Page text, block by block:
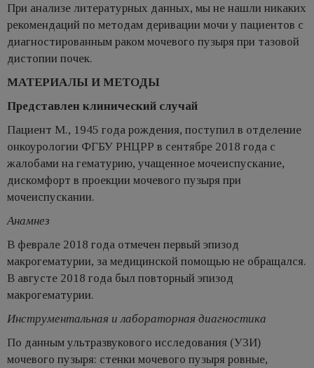
При анализе литературных данных, мы не нашли никаких
рекомендаций по методам деривации мочи у пациентов с
диагностированным раком мочевого пузыря при тазовой
дистопии почек.
МАТЕРИАЛЫ И МЕТОДЫ
Представлен клинический случай
Пациент М., 1945 года рождения, поступил в отделение
онкоурологии ФГБУ РНЦРР в сентябре 2018 года с
жалобами на гематурию, учащенное мочеиспускание,
дискомфорт в проекции мочевого пузыря при
мочеиспускании.
Анамнез
В феврале 2018 года отмечен первый эпизод
макрогематурии, за медицинской помощью не обращался.
В августе 2018 года был повторный эпизод
макрогематурии.
Инструментальная и лабораторная диагностика
По данным ультразвукового исследования (УЗИ)
мочевого пузыря: стенки мочевого пузыря ровные,